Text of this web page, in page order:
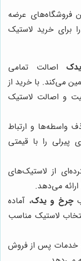
فروشگاه‌های عرضه
برای خرید لاستیک
اصالت تمامی
می‌کند. با خرید از
و اصالت لاستیک
واسطه‌ها و ارتباط
پیرلی را با قیمتی
از لاستیک‌های
ارائه می‌دهد.
چرخ و یدک، آماده
لاستیک مناسب
خدمات پس از فروش